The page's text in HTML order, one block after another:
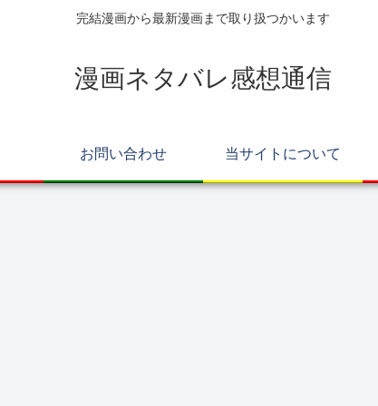
完結漫画から最新漫画まで取り扱つかいます
漫画ネタバレ感想通信
お問い合わせ 当サイトについて